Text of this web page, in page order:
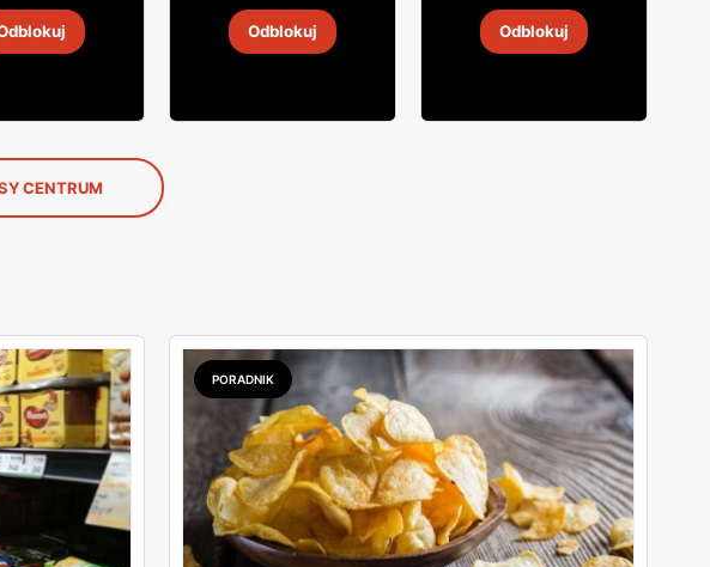
19 sie 2026
Odblokuj
19 sie 2026
Odblokuj
CENTRUM
PORADNIK